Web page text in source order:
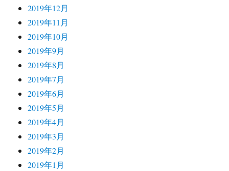
2019年12月
2019年11月
2019年10月
2019年9月
2019年8月
2019年7月
2019年6月
2019年5月
2019年4月
2019年3月
2019年2月
2019年1月